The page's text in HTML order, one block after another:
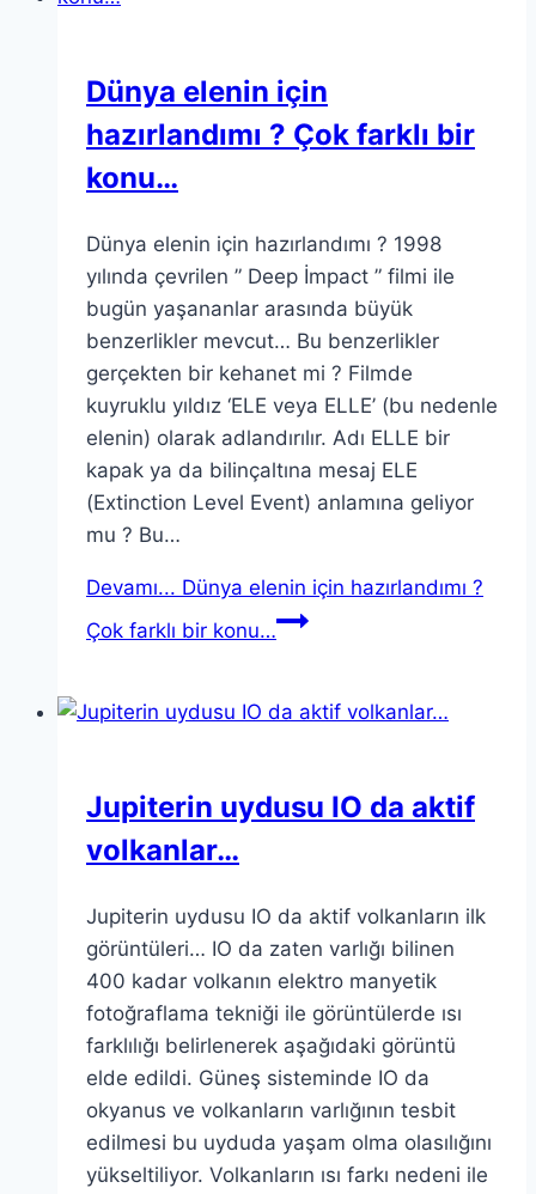
Dünya elenin için
hazırlandımı ? Çok farklı bir
konu…
Dünya elenin için hazırlandımı ? 1998
yılında çevrilen ” Deep İmpact ” filmi ile
bugün yaşananlar arasında büyük
benzerlikler mevcut… Bu benzerlikler
gerçekten bir kehanet mi ? Filmde
kuyruklu yıldız ‘ELE veya ELLE’ (bu nedenle
elenin) olarak adlandırılır. Adı ELLE bir
kapak ya da bilinçaltına mesaj ELE
(Extinction Level Event) anlamına geliyor
mu ? Bu…
Devamı... Dünya elenin için hazırlandımı ?
Çok farklı bir konu…
Jupiterin uydusu IO da aktif
volkanlar…
Jupiterin uydusu IO da aktif volkanların ilk
görüntüleri… IO da zaten varlığı bilinen
400 kadar volkanın elektro manyetik
fotoğraflama tekniği ile görüntülerde ısı
farklılığı belirlenerek aşağıdaki görüntü
elde edildi. Güneş sisteminde IO da
okyanus ve volkanların varlığının tesbit
edilmesi bu uyduda yaşam olma olasılığını
yükseltiliyor. Volkanların ısı farkı nedeni ile